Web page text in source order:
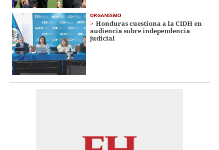
ORGANISMO
Honduras cuestiona a la CIDH en
audiencia sobre independencia
judicial